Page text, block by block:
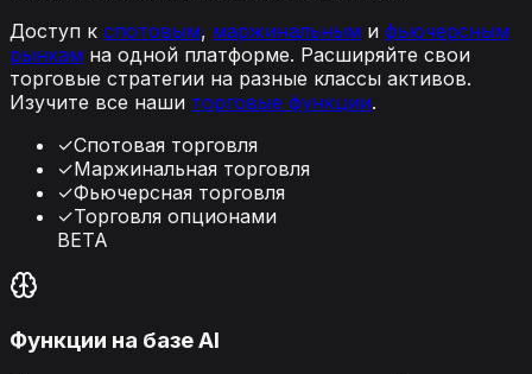
Доступ к спотовым, маржинальным и фьючерсным
рынкам на одной платформе. Расширяйте свои
торговые стратегии на разные классы активов.
Изучите все наши торговые функции.
✓Спотовая торговля
✓Маржинальная торговля
✓Фьючерсная торговля
✓Торговля опционами
BETA
Функции на базе AI